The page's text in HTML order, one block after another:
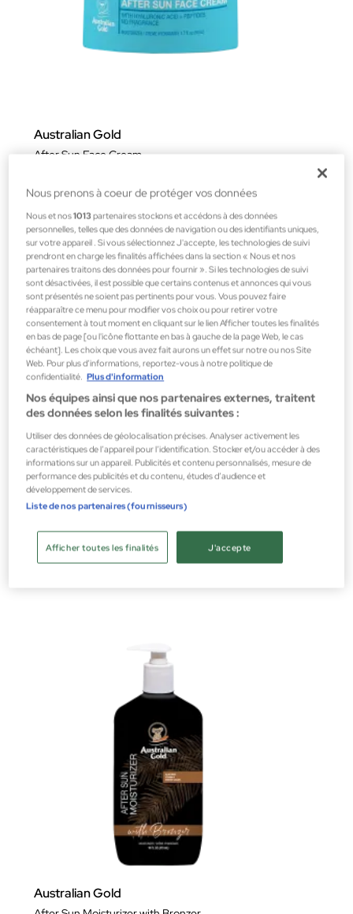
Australian Gold
After Sun Face Cream
19,95 €
Australian Gold
Solar Dust
Autobronzant corporelle
Australian Gold
Nous prenons à coeur de protéger vos données
Nous et nos1013 partenaires stockons et accédons à des données
personnelles, telles que des données de navigation ou des identifiants uniques,
sur votre appareil . Si vous sélectionnez J'accepte, les technologies de suivi
prendront en charge les finalités affichées dans la section « Nous et nos
partenaires traitons des données pour fournir ». Si les technologies de suivi
sont désactivées, il est possible que certains contenus et annonces qui vous
sont présentés ne soient pas pertinents pour vous. Vous pouvez faire
réapparaître ce menu pour modifier vos choix ou pour retirer votre
consentement à tout moment en cliquant sur le lien Afficher toutes les finalités
en bas de page [ou l'icône flottante en bas à gauche de la page Web, le cas
échéant]. Les choix que vous avez fait aurons un effet sur notre ou nos Site
Web. Pour plus d’informations, reportez-vous à notre politique de
confidentialité. Plus d'information
Nos équipes ainsi que nos partenaires externes, traitent
des données selon les finalités suivantes :
Utiliser des données de géolocalisation précises. Analyser activement les
caractéristiques de l’appareil pour l’identification. Stocker et/ou accéder à des
informations sur un appareil. Publicités et contenu personnalisés, mesure de
performance des publicités et du contenu, études d’audience et
développement de services.
Liste de nos partenaires (fournisseurs)
J'accepte
Afficher toutes les finalités